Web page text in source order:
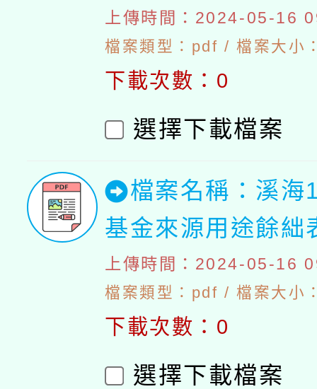
上傳時間：2024-05-16
檔案類型：pdf / 檔案大小
下載次數：0
選擇下載檔案
檔案名稱：溪海
基金來源用途餘
上傳時間：2024-05-16
檔案類型：pdf / 檔案大小
下載次數：0
選擇下載檔案